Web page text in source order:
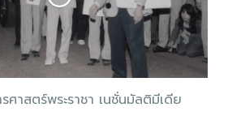
ศาสตร์พระราชา เนชั่นมัลติมีเดีย